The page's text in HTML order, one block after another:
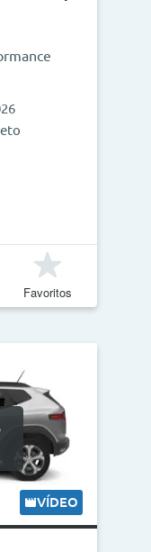
Favoritos
VÍDEO